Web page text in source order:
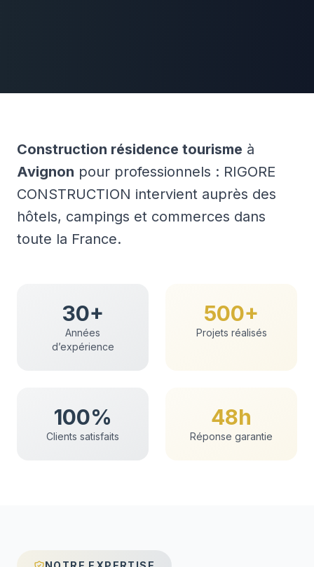
Construction résidence tourisme à
Avignon pour professionnels : RIGORE
CONSTRUCTION intervient auprès des
hôtels, campings et commerces dans
toute la France.
30+
Années
d’expérience
500+
Projets réalisés
100%
Clients satisfaits
48h
Réponse garantie